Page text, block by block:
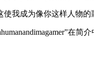
我成为像你这样人物的
在简